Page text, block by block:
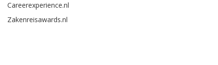
Careerexperience.nl
Zakenreisawards.nl